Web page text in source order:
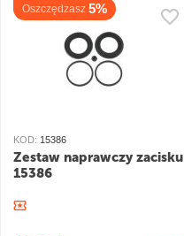
Oszczędzasz 5%
KOD: 15386
Zestaw naprawczy zacisku
15386